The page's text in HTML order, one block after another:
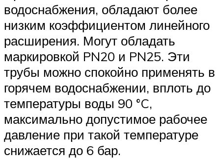
водоснабжения, обладают более
низким коэффициентом линейного
расширения. Могут обладать
маркировкой PN20 и PN25. Эти
трубы можно спокойно применять в
горячем водоснабжении, вплоть до
температуры воды 90 °C,
максимально допустимое рабочее
давление при такой температуре
снижается до 6 бар.